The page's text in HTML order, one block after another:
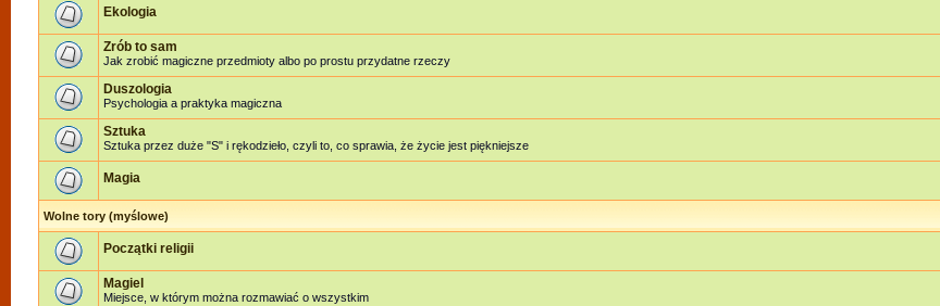
Ekologia
Zrób to sam
Jak zrobić magiczne przedmioty albo po prostu przydatne rzeczy
Duszologia
Psychologia a praktyka magiczna
Sztuka
Sztuka przez duże "S" i rękodzieło, czyli to, co sprawia, że życie jest piękniejsze
Magia
Wolne tory (myślowe)
Początki religii
Magiel
Miejsce, w którym można rozmawiać o wszystkim